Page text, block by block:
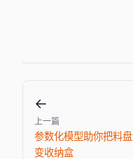
←
上一篇
参数化模型助你把料盘
变收纳盒